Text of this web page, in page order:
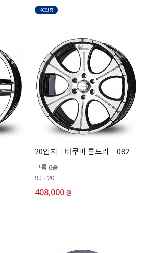
KC인증
20인치│타쿠마 툰드라│082
크롬 6홀
9J +20
408,000 원